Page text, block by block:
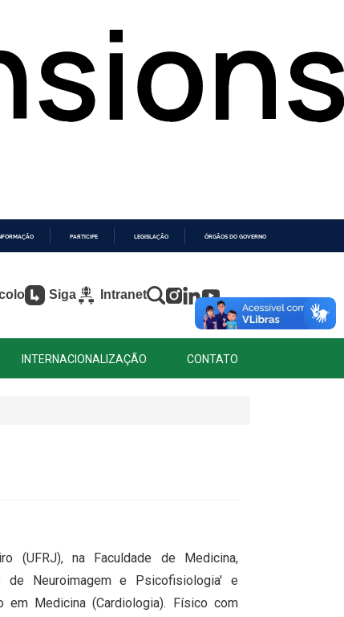
PARTICIPE LEGISLAÇÃO ÓRGÃOS DO GOVERNO
Siga Intranet
INTERNACIONALIZAÇÃO CONTATO
(UFRJ), na Faculdade de Medicina,
de Neuroimagem e Psicofisiologia' e
em Medicina (Cardiologia). Físico com